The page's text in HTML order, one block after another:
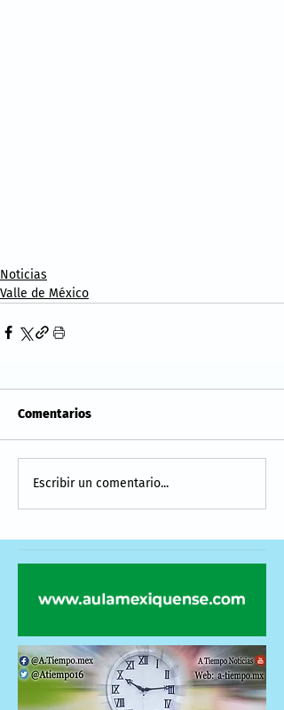
Noticias
Valle de México
Comentarios
Escribir un comentario...